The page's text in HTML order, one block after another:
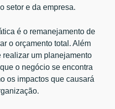
setor e da empresa.
é o remanejamento de
o orçamento total. Além
realizar um planejamento
o negócio se encontra
os impactos que causará